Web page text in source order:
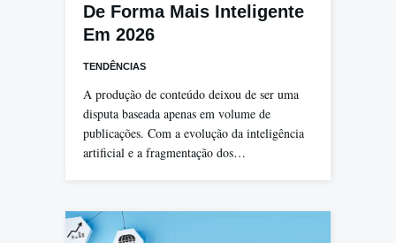
De Forma Mais Inteligente
Em 2026
TENDÊNCIAS
A produção de conteúdo deixou de ser uma
disputa baseada apenas em volume de
publicações. Com a evolução da inteligência
artificial e a fragmentação dos…